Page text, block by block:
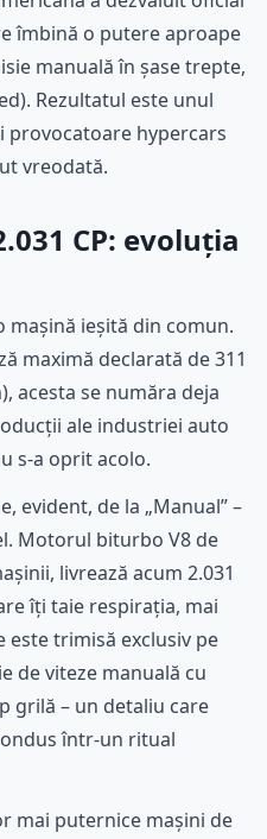
îmbină o putere aproape
manuală în șase trepte,
Rezultatul este unul
provocatoare hypercars
vreodată.
CP: evoluția
mașină ieșită din comun.
maximă declarată de 311
acesta se număra deja
ale industriei auto
s-a oprit acolo.
evident, de la „Manual” –
Motorul biturbo V8 de
livrează acum 2.031
îți taie respirația, mai
este trimisă exclusiv pe
de viteze manuală cu
grilă – un detaliu care
într-un ritual
mai puternice mașini de